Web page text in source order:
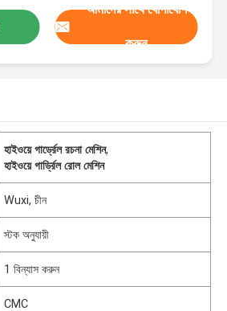
আমাদের সাথে যোগাযোগ
করুন
হাইওয়ে গার্ড্রেল রচনা মেশিন,
হাইওয়ে গার্ড্রিল রোল মেশিন
Wuxi, চীন
স্টক অনুযায়ী
1 বিন্যাস করুন
CMC